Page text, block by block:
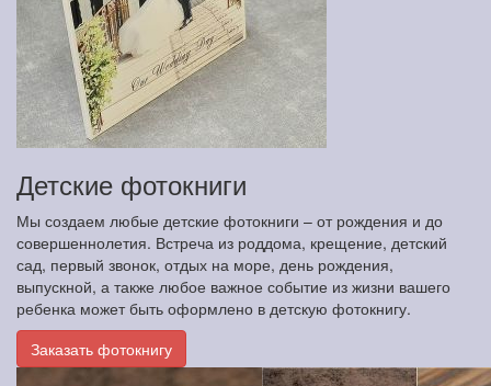
Детские фотокниги
Мы создаем любые детские фотокниги – от рождения и до
совершеннолетия. Встреча из роддома, крещение, детский
сад, первый звонок, отдых на море, день рождения,
выпускной, а также любое важное событие из жизни вашего
ребенка может быть оформлено в детскую фотокнигу.
Заказать фотокнигу